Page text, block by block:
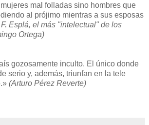
mal folladas sino hombres que
al prójimo mientras a sus esposas
Esplá, el más "intelectual" de los
Ortega)
gozosamente inculto. El único donde
serio y, además, triunfan en la tele
(Arturo Pérez Reverte)